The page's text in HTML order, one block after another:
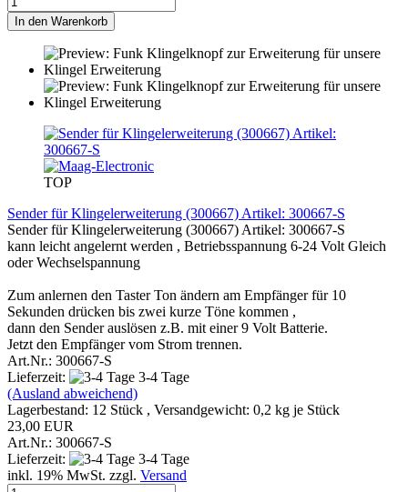
In den Warenkorb
TOP
Sender für Klingelerweiterung (300667) Artikel: 300667-S
Sender für Klingelerweiterung (300667) Artikel: 300667-S
kann leicht angelernt werden , Betriebsspannung 6-24 Volt Gleich
oder Wechselspannung
Zum anlernen den Taster Ton ändern am Empfänger für 10
Sekunden drücken bis zwei kurze Töne kommen ,
dann den Sender auslösen z.B. mit einer 9 Volt Batterie.
Jetzt den Empfänger vom Strom trennen.
Art.Nr.: 300667-S
Lieferzeit:
3-4 Tage
(Ausland abweichend)
Lagerbestand: 12 Stück , Versandgewicht: 0,2 kg je Stück
23,00 EUR
Art.Nr.: 300667-S
Lieferzeit:
3-4 Tage
inkl. 19% MwSt. zzgl. Versand